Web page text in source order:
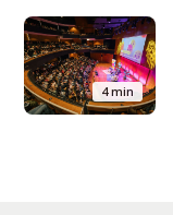
4 min